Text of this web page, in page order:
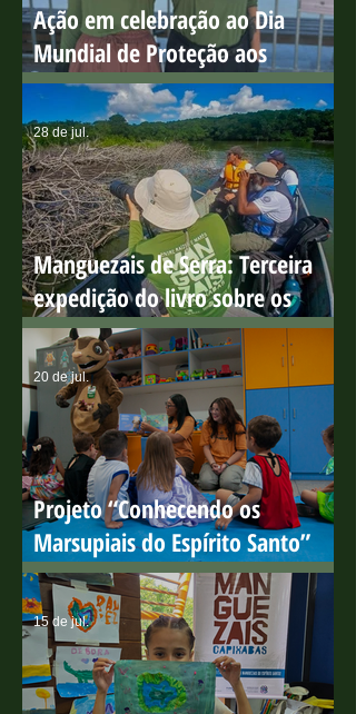
Ação em celebração ao Dia
Mundial de Proteção aos
Manguezais
31 de jul.
Manguezais de Serra: Terceira
expedição do livro sobre os
manguezais capixabas
28 de jul.
Projeto “Conhecendo os
Marsupiais do Espírito Santo”
encerra ciclo de ações em escolas
20 de jul.